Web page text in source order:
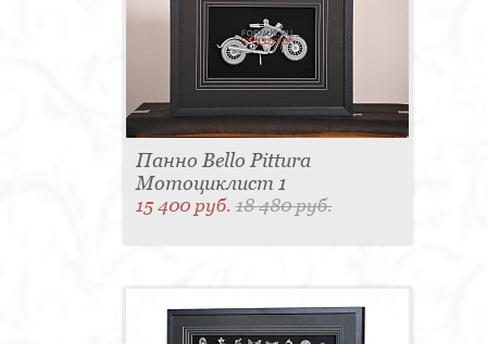
Панно Bello Pittura
Мотоциклист 1
15 400 руб.18 480 руб.